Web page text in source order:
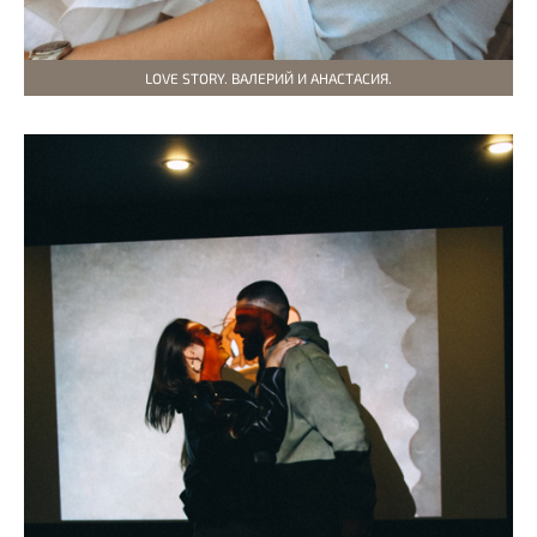
LOVE STORY. ВАЛЕРИЙ И АНАСТАСИЯ.